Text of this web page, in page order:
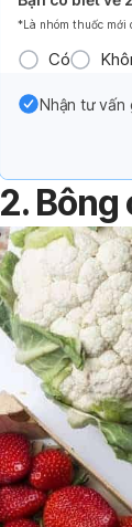
*Là nhóm thuốc mới
Có
Nhận tư vấn
2. Bông